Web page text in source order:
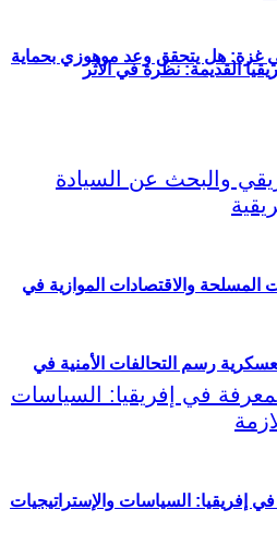
في غزة: هل يتحقق وعد موهوزي بحماية
رسم التحالفات الأمنية في
القديمة: نظرة في الأثر
المسلحة والاقتصادات الموازية في
إفريقيا: السياسات والإستراتيجيات